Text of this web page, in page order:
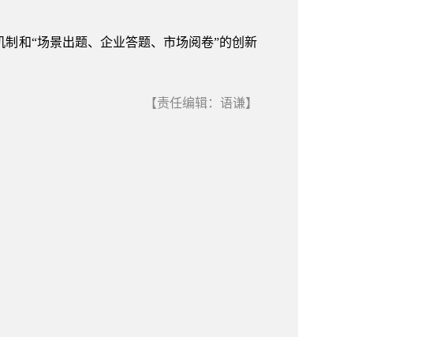
和“场景出题、企业答题、市场阅卷”的创新
【责任编辑：语谦】